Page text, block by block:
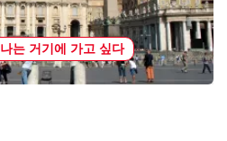
나는 거기에 가고 싶다